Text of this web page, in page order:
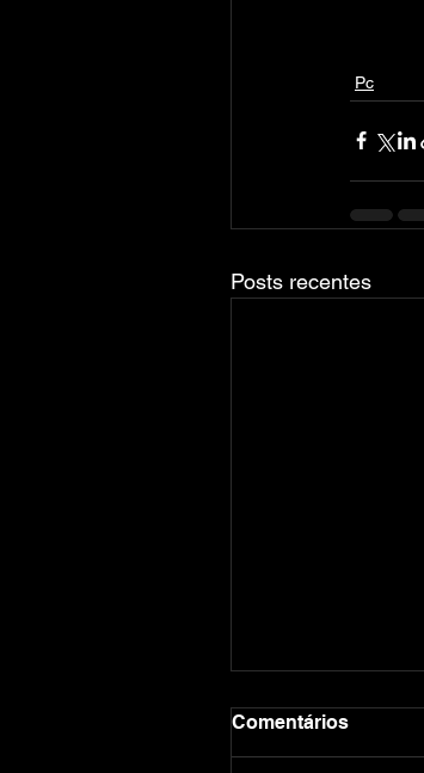
Pc
Posts recentes
Comentários